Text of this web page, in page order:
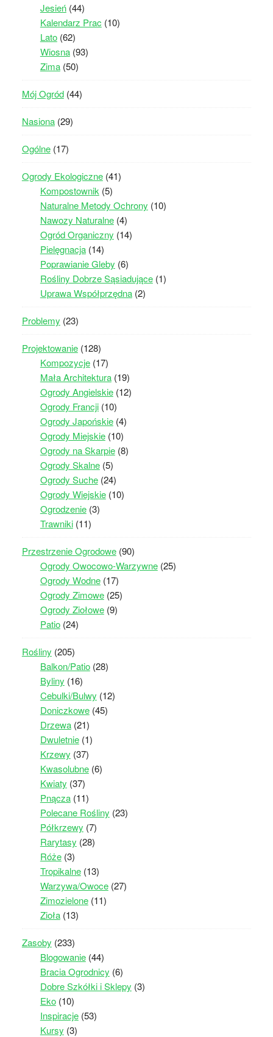
Jesień(44)
Kalendarz Prac (10)
Lato(62)
Wiosna(93)
Zima(50)
Mój Ogród(44)
Nasiona(29)
Ogólne(17)
Ogrody Ekologiczne(41)
Kompostownik (5)
Naturalne Metody Ochrony (10)
Nawozy Naturalne(4)
Ogród Organiczny (14)
Pielęgnacja(14)
Poprawianie Gleby (6)
Rośliny Dobrze Sąsiadujące(1)
Uprawa Współprzędna(2)
Problemy (23)
Projektowanie(128)
Kompozycje(17)
Mała Architektura(19)
Ogrody Angielskie(12)
Ogrody Francji(10)
Ogrody Japońskie(4)
Ogrody Miejskie(10)
Ogrody na Skarpie(8)
Ogrody Skalne(5)
Ogrody Suche(24)
Ogrody Wiejskie(10)
Ogrodzenie(3)
Trawniki(11)
Przestrzenie Ogrodowe(90)
Ogrody Owocowo-Warzywne(25)
Ogrody Wodne(17)
Ogrody Zimowe(25)
Ogrody Ziołowe(9)
Patio(24)
Rośliny (205)
Balkon/Patio(28)
Byliny (16)
Cebulki/Bulwy (12)
Doniczkowe(45)
Drzewa(21)
Dwuletnie(1)
Krzewy (37)
Kwasolubne(6)
Kwiaty (37)
Pnącza(11)
Polecane Rośliny (23)
Półkrzewy (7)
Rarytasy (28)
Róże(3)
Tropikalne(13)
Warzywa/Owoce(27)
Zimozielone(11)
Zioła(13)
Zasoby (233)
Blogowanie(44)
Bracia Ogrodnicy (6)
Dobre Szkółki i Sklepy (3)
Eko(10)
Inspiracje(53)
Kursy (3)